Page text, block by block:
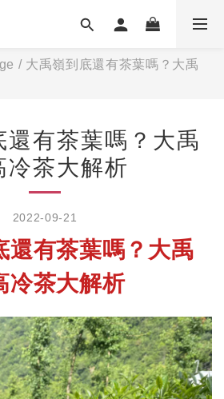
/ 大禹嶺到底還有茶葉嗎？大禹
還有茶葉嗎？大禹
冷茶大解析
2022-09-21
還有茶葉嗎？大禹
冷茶大解析